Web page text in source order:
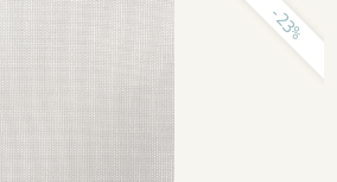
-23%